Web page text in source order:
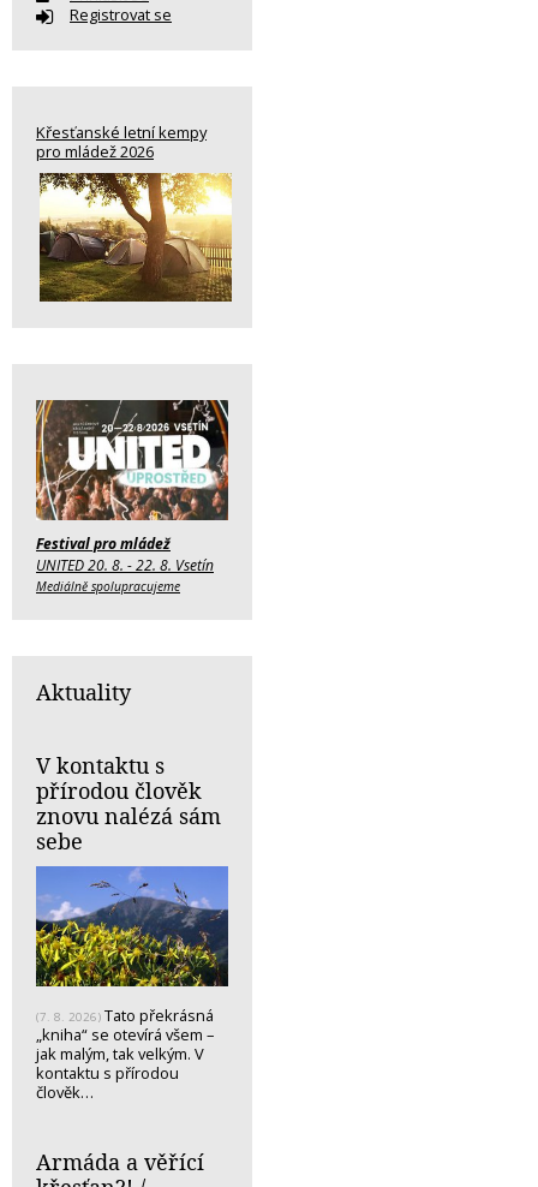
Registrovat se
Křesťanské letní kempy
pro mládež 2026
Festival pro mládež
UNITED 20. 8. - 22. 8. Vsetín
Mediálně spolupracujeme
Aktuality
V kontaktu s
přírodou člověk
znovu nalézá sám
sebe
(7. 8. 2026) Tato překrásná
„kniha“ se otevírá všem –
jak malým, tak velkým. V
kontaktu s přírodou
člověk…
Armáda a věřící